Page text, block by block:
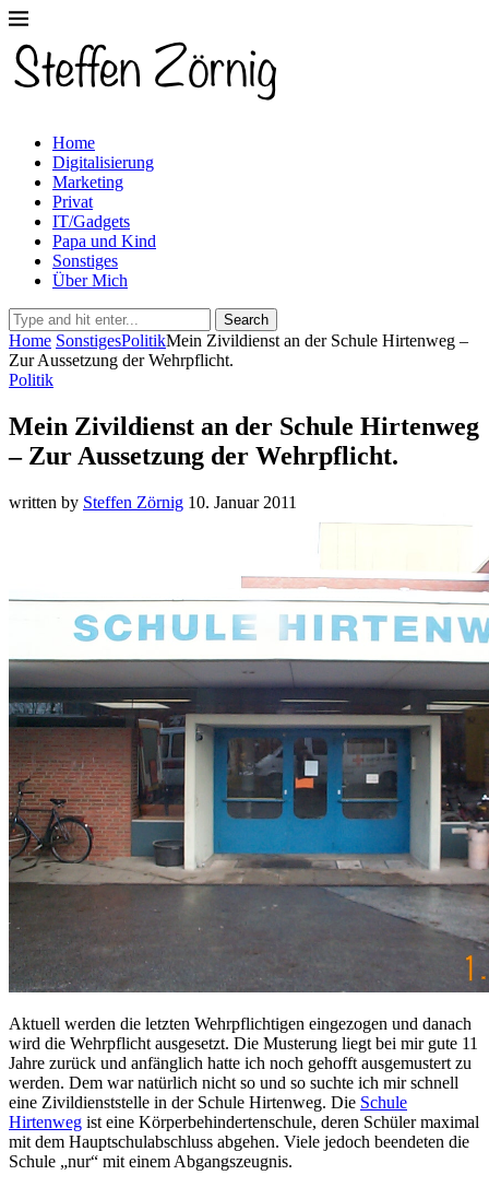
Home
Digitalisierung
Marketing
Privat
IT/Gadgets
Papa und Kind
Sonstiges
Über Mich
Search
Home SonstigesPolitikMein Zivildienst an der Schule Hirtenweg –
Zur Aussetzung der Wehrpflicht.
Politik
Mein Zivildienst an der Schule Hirtenweg
– Zur Aussetzung der Wehrpflicht.
written by Steffen Zörnig 10. Januar 2011
Aktuell werden die letzten Wehrpflichtigen eingezogen und danach
wird die Wehrpflicht ausgesetzt. Die Musterung liegt bei mir gute 11
Jahre zurück und anfänglich hatte ich noch gehofft ausgemustert zu
werden. Dem war natürlich nicht so und so suchte ich mir schnell
eine Zivildienststelle in der Schule Hirtenweg. Die Schule
Hirtenweg ist eine Körperbehindertenschule, deren Schüler maximal
mit dem Hauptschulabschluss abgehen. Viele jedoch beendeten die
Schule „nur“ mit einem Abgangszeugnis.